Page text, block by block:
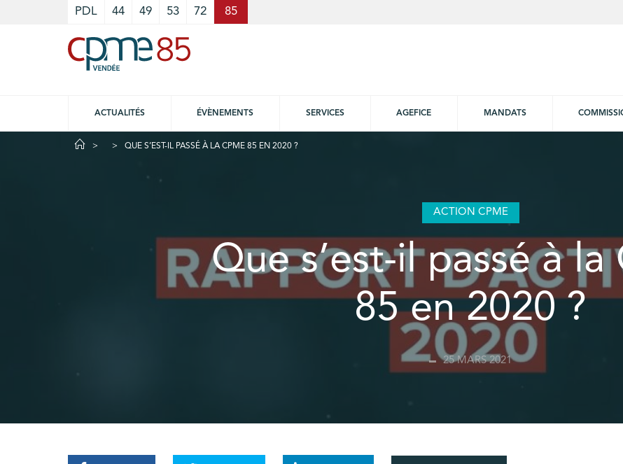
PDL 44 49 53 72 85
ACTUALITÉS ÉVÈNEMENTS SERVICES AGEFICE MANDATS
QUE S’EST-IL PASSÉ À LA CPME 85 EN 2020 ?
ACTION CPME
Que s’est-il passé à la
85 en 2020 ?
25 MARS 2021
Cookies management panel